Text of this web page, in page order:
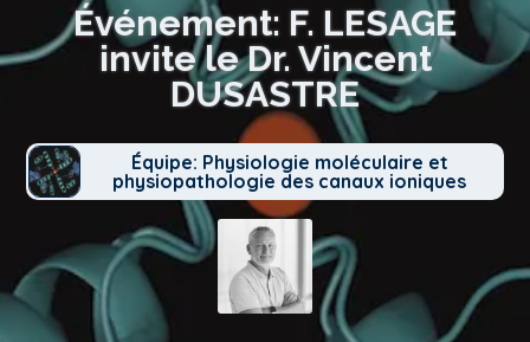
Événement: F. LESAGE
invite le Dr. Vincent
DUSASTRE
Équipe: Physiologie moléculaire et
physiopathologie des canaux ioniques